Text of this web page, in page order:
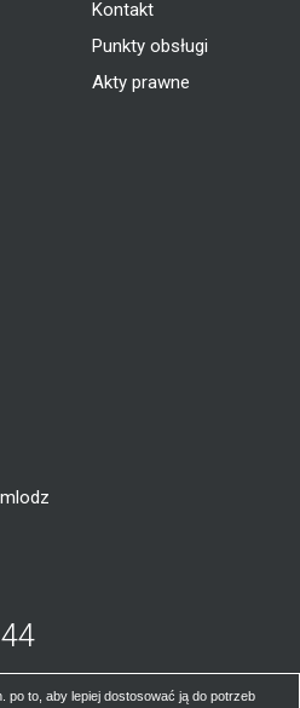
po to, aby lepiej dostosować ją do potrzeb
Kontakt
Punkty obsługi
Akty prawne
się
piątki od